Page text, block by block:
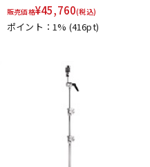
販売価格¥45,760(税込)
ポイント：1% (416pt)